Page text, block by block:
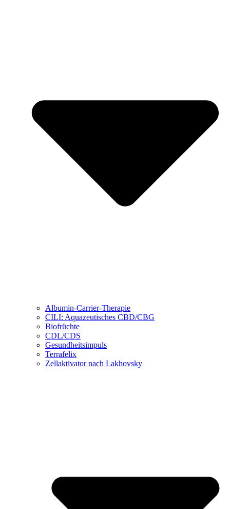
Albumin-Carrier-Therapie
CILI: Aquazeutisches CBD/CBG
Biofrüchte
CDL/CDS
Gesundheitsimpuls
Terrafelix
Zellaktivator nach Lakhovsky